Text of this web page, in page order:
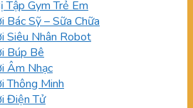
Tập Gym Trẻ Em
Bác Sỹ – Sữa Chữa
Siêu Nhân Robot
Búp Bê
Âm Nhạc
Thông Minh
Điện Tử